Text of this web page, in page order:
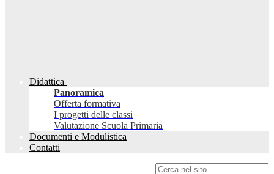
Didattica
Panoramica
Offerta formativa
I progetti delle classi
Valutazione Scuola Primaria
Documenti e Modulistica
Contatti